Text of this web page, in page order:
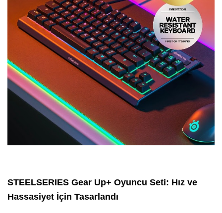
STEELSERIES Gear Up+ Oyuncu Seti: Hız ve
Hassasiyet İçin Tasarlandı